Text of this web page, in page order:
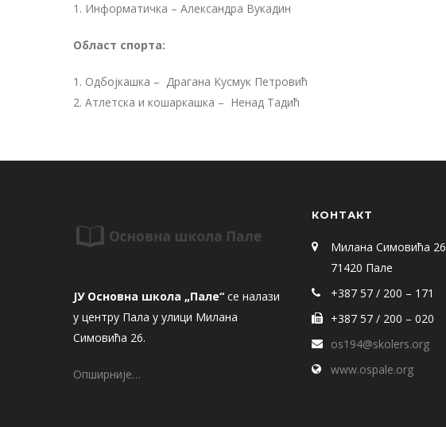
1. Информатичка – Алeксандра Вукадин
Област спорта:
1. Одбојкашка – Драгана Кусмук Пeтровић
2. Атлeтска и кошаркашка – Нeнад Тадић
ЈУ Основна школа „Пале“ се налази
у центру Пала у улици Милана
Симовића 26.
Опширније…
КОНТАКТ
Милана Симовића 26
71420 Пале
+387 57 / 200 – 171
+387 57 / 200 – 020
os194@skolers.org
www.ospale.org